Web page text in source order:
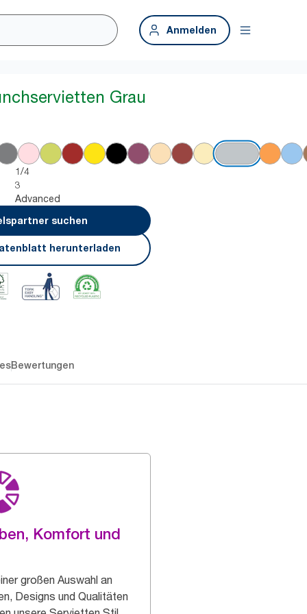
Anmelden
Grau
1/4
3
Advanced
suchen
herunterladen
Bewertungen
Komfort und
großen Auswahl an
Designs und Qualitäten